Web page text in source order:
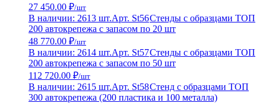
27 450.00 ₽/шт
В наличии: 2613 шт.Арт. St56Стенды с образцами ТОП
200 автокрепежа с запасом по 20 шт
48 770.00 ₽/шт
В наличии: 2614 шт.Арт. St57Стенды с образцами ТОП
200 автокрепежа с запасом по 50 шт
112 720.00 ₽/шт
В наличии: 2615 шт.Арт. St58Стенд с образцами ТОП
300 автокрепежа (200 пластика и 100 металла)